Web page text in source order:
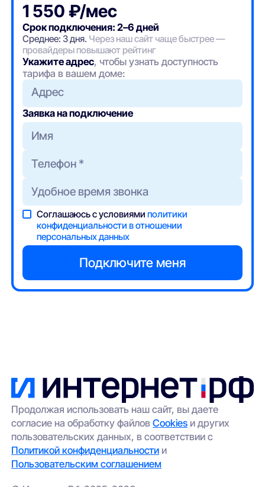
1 550 ₽/мес
Срок подключения: 2–6 дней
Среднее: 3 дня. Через наш сайт чаще быстрее —
провайдеры повышают рейтинг
Укажите адрес, чтобы узнать доступность
тарифа в вашем доме:
Адрес
Заявка на подключение
Соглашаюсь с условиямиполитики
конфиденциальности в отношении
персональных данных
Продолжая использовать наш сайт, вы даете
согласие на обработку файловCookies и других
пользовательских данных, в соответствии с
Политикой конфиденциальности и
Пользовательским соглашением